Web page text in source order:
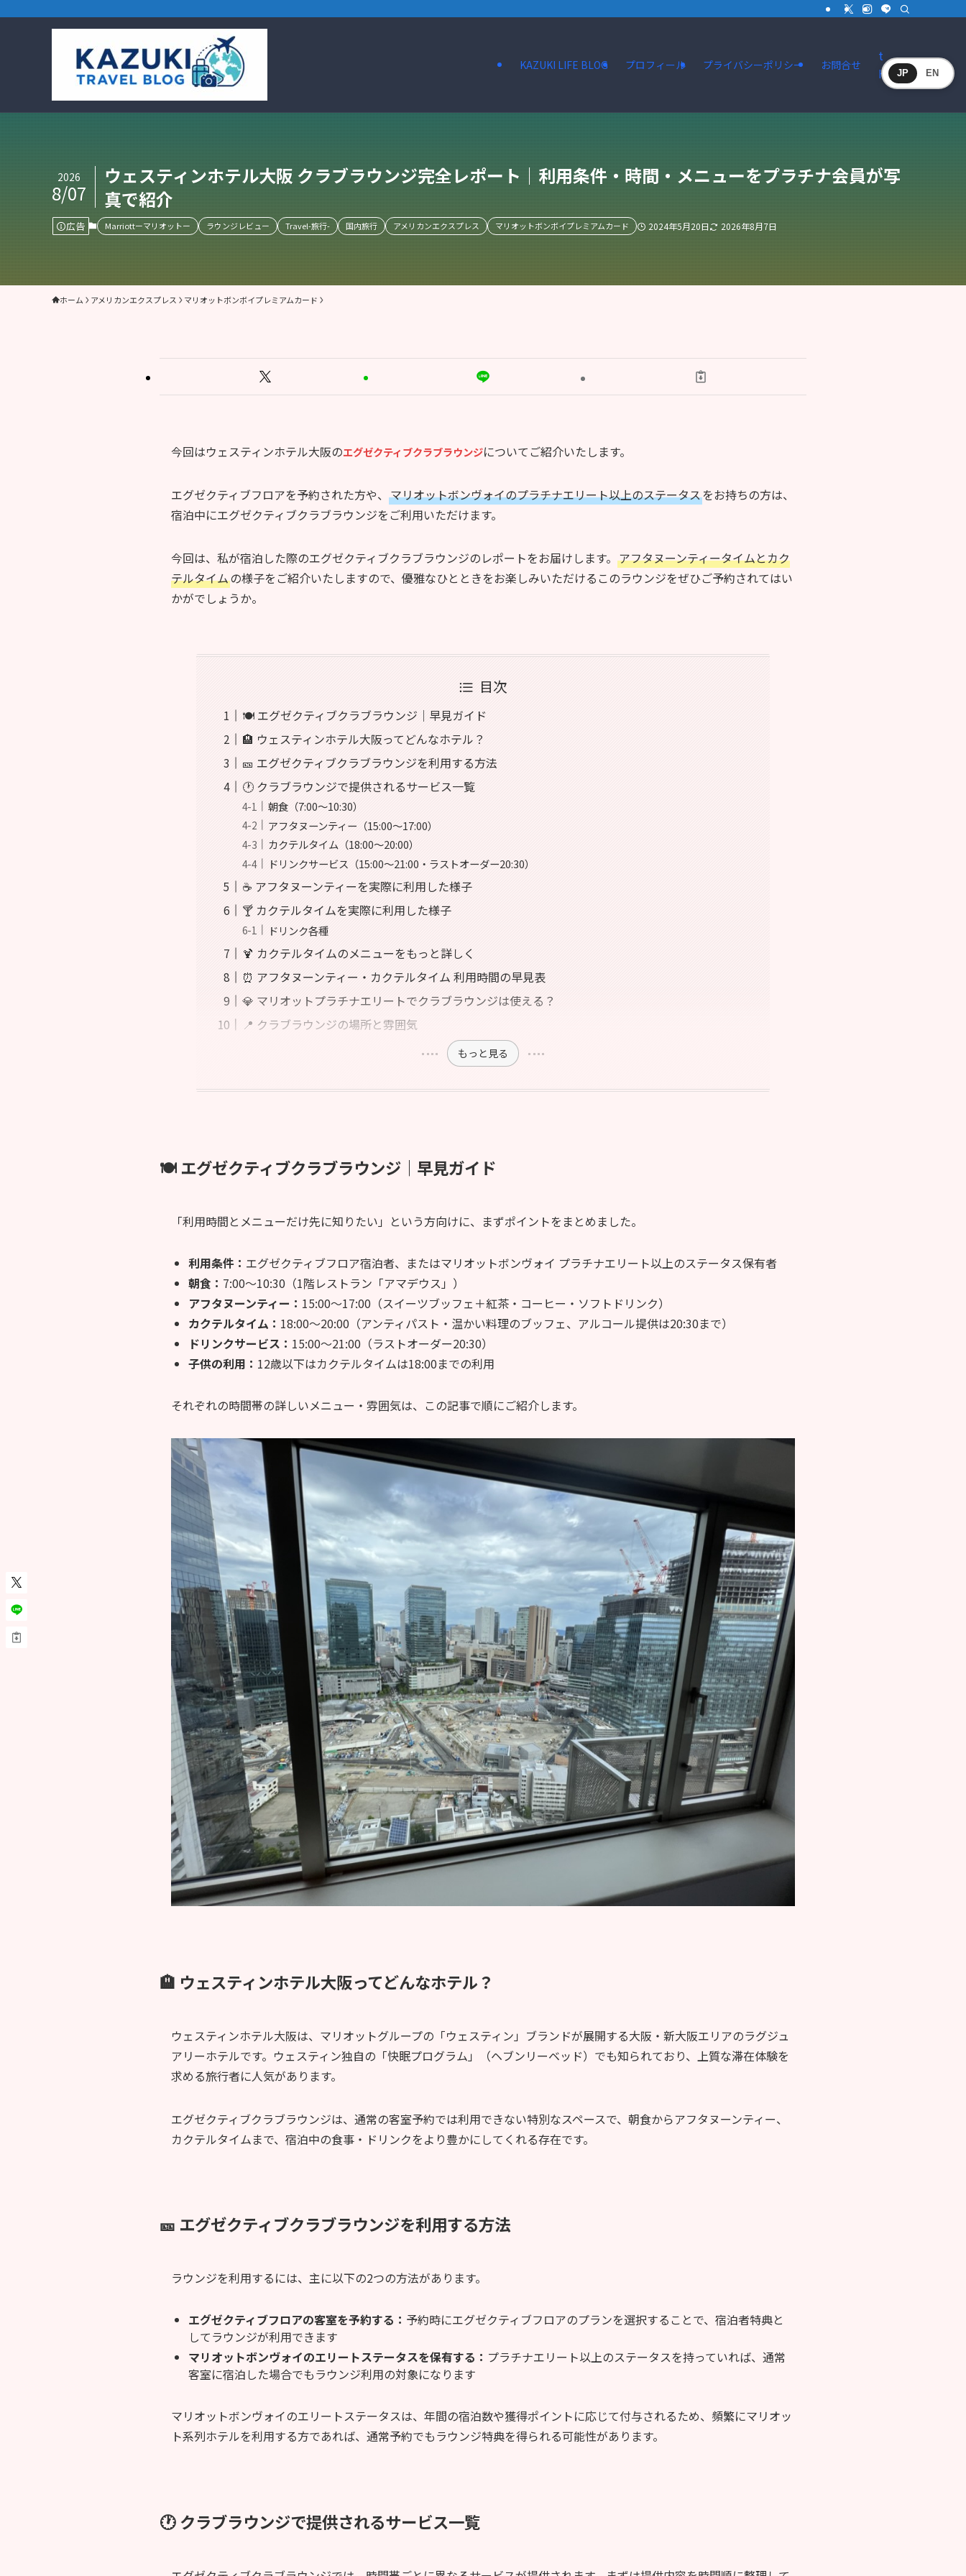
KAZUKI LIFE BLOG プロフィール プライバシーポリシー お問合せ
t
HELLO
ウェスティンホテル大阪 クラブラウンジ完全レポート｜利用条件・時間・メニューをプラチナ会員が写
真で紹介
2026
8/07
広告 Marriottーマリオットー ラウンジレビュー Travel-旅行- 国内旅行 アメリカンエクスプレス マリオットボンボイプレミアムカード 2024年5月20日 2026年8月7日
ホーム アメリカンエクスプレス マリオットボンボイプレミアムカード
今回はウェスティンホテル大阪のエグゼクティブクラブラウンジについてご紹介いたします。
エグゼクティブフロアを予約された方や、 マリオットボンヴォイのプラチナエリート以上のステータスをお持ちの方は、
宿泊中にエグゼクティブクラブラウンジをご利用いただけます。
今回は、私が宿泊した際のエグゼクティブクラブラウンジのレポートをお届けします。 アフタヌーンティータイムとカク
テルタイムの様子をご紹介いたしますので、優雅なひとときをお楽しみいただけるこのラウンジをぜひご予約されてはい
かがでしょうか。
目次
🍽️ エグゼクティブクラブラウンジ｜早見ガイド
🏨 ウェスティンホテル大阪ってどんなホテル？
🎫 エグゼクティブクラブラウンジを利用する方法
🕐 クラブラウンジで提供されるサービス一覧
朝食（7:00〜10:30）
アフタヌーンティー（15:00〜17:00）
カクテルタイム（18:00〜20:00）
ドリンクサービス（15:00〜21:00・ラストオーダー20:30）
☕ アフタヌーンティーを実際に利用した様子
🍸 カクテルタイムを実際に利用した様子
ドリンク各種
🍹 カクテルタイムのメニューをもっと詳しく
⏰ アフタヌーンティー・カクテルタイム 利用時間の早見表
💎 マリオットプラチナエリートでクラブラウンジは使える？
📍 クラブラウンジの場所と雰囲気
もっと見る
🍽️ エグゼクティブクラブラウンジ｜早見ガイド
「利用時間とメニューだけ先に知りたい」という方向けに、まずポイントをまとめました。
利用条件： エグゼクティブフロア宿泊者、またはマリオットボンヴォイ プラチナエリート以上のステータス保有者
朝食： 7:00〜10:30（1階レストラン「アマデウス」）
アフタヌーンティー： 15:00〜17:00（スイーツブッフェ＋紅茶・コーヒー・ソフトドリンク）
カクテルタイム： 18:00〜20:00（アンティパスト・温かい料理のブッフェ、アルコール提供は20:30まで）
ドリンクサービス： 15:00〜21:00（ラストオーダー20:30）
子供の利用： 12歳以下はカクテルタイムは18:00までの利用
それぞれの時間帯の詳しいメニュー・雰囲気は、この記事で順にご紹介します。
🏨 ウェスティンホテル大阪ってどんなホテル？
ウェスティンホテル大阪は、マリオットグループの「ウェスティン」ブランドが展開する大阪・新大阪エリアのラグジュ
アリーホテルです。ウェスティン独自の「快眠プログラム」（ヘブンリーベッド）でも知られており、上質な滞在体験を
求める旅行者に人気があります。
エグゼクティブクラブラウンジは、通常の客室予約では利用できない特別なスペースで、朝食からアフタヌーンティー、
カクテルタイムまで、宿泊中の食事・ドリンクをより豊かにしてくれる存在です。
🎫 エグゼクティブクラブラウンジを利用する方法
ラウンジを利用するには、主に以下の2つの方法があります。
エグゼクティブフロアの客室を予約する： 予約時にエグゼクティブフロアのプランを選択することで、宿泊者特典と
してラウンジが利用できます
マリオットボンヴォイのエリートステータスを保有する： プラチナエリート以上のステータスを持っていれば、通常
客室に宿泊した場合でもラウンジ利用の対象になります
マリオットボンヴォイのエリートステータスは、年間の宿泊数や獲得ポイントに応じて付与されるため、頻繁にマリオッ
ト系列ホテルを利用する方であれば、通常予約でもラウンジ特典を得られる可能性があります。
🕐 クラブラウンジで提供されるサービス一覧
JP EN